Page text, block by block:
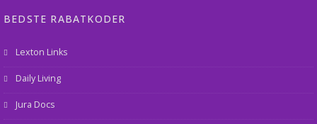
BEDSTE RABATKODER
Lexton Links
Daily Living
Jura Docs